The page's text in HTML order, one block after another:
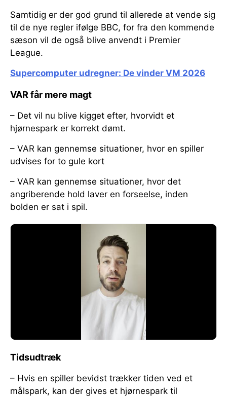
Samtidig er der god grund til allerede at vende sig
til de nye regler ifølge BBC, for fra den kommende
sæson vil de også blive anvendt i Premier
League.
Supercomputer udregner: De vinder VM 2026
VAR får mere magt
– Det vil nu blive kigget efter, hvorvidt et
hjørnespark er korrekt dømt.
– VAR kan gennemse situationer, hvor en spiller
udvises for to gule kort
– VAR kan gennemse situationer, hvor det
angriberende hold laver en forseelse, inden
bolden er sat i spil.
Tidsudtræk
– Hvis en spiller bevidst trækker tiden ved et
målspark, kan der gives et hjørnespark til